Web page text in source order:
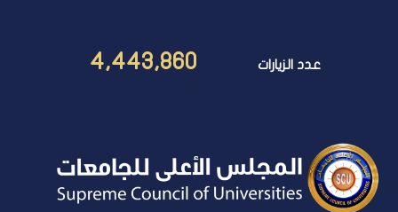
عدد الزيارات 4,443,860